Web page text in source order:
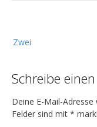
e
t
r
a
Zwei
Schreibe
Deine E-Mail-
Felder sind mit *